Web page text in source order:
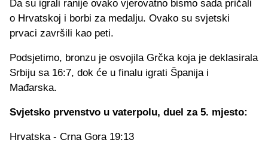
Da su igrali ranije ovako vjerovatno bismo sada pričali
o Hrvatskoj i borbi za medalju. Ovako su svjetski
prvaci završili kao peti.
Podsjetimo, bronzu je osvojila Grčka koja je deklasirala
Srbiju sa 16:7, dok će u finalu igrati Španija i
Mađarska.
Svjetsko prvenstvo u vaterpolu, duel za 5. mjesto:
Hrvatska - Crna Gora 19:13